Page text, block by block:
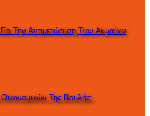
Την Αντιμετώπιση Των Ακμαίων
Της Βουλής: